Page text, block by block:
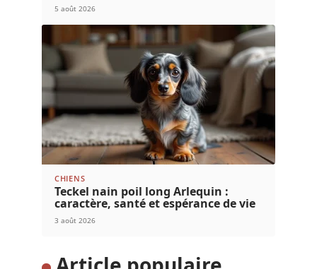
5 août 2026
CHIENS
Teckel nain poil long Arlequin :
caractère, santé et espérance de vie
3 août 2026